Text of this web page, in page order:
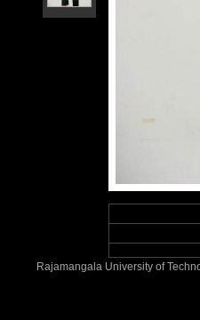
Rajamangala University of